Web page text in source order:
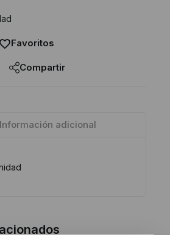
Favoritos
Compartir
Información adicional